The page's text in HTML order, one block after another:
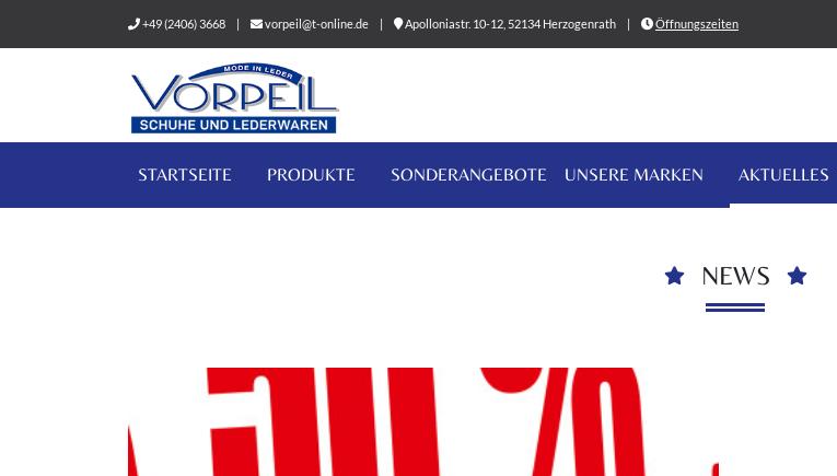
+49 (2406) 3668 | vorpeil@t-online.de | Apolloniastr. 10-12, 52134 Herzogenrath | Öffnungszeiten
STARTSEITE PRODUKTE SONDERANGEBOTE UNSERE MARKEN AKTUELLES
NEWS